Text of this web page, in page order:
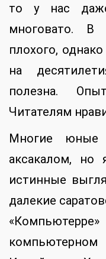
то у нас
многовато. В
плохого,
на
полезна.
Читателям
Многие юные
аксакалом, но
истинные
далекие